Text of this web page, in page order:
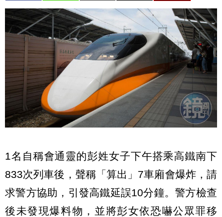
1名自稱會通靈的彭姓女子下午搭乘高鐵南下
833次列車後，聲稱「算出」7車廂會爆炸，請
求警方協助，引發高鐵延誤10分鐘。警方檢查
後未發現爆料物，並將彭女依恐嚇公眾罪移